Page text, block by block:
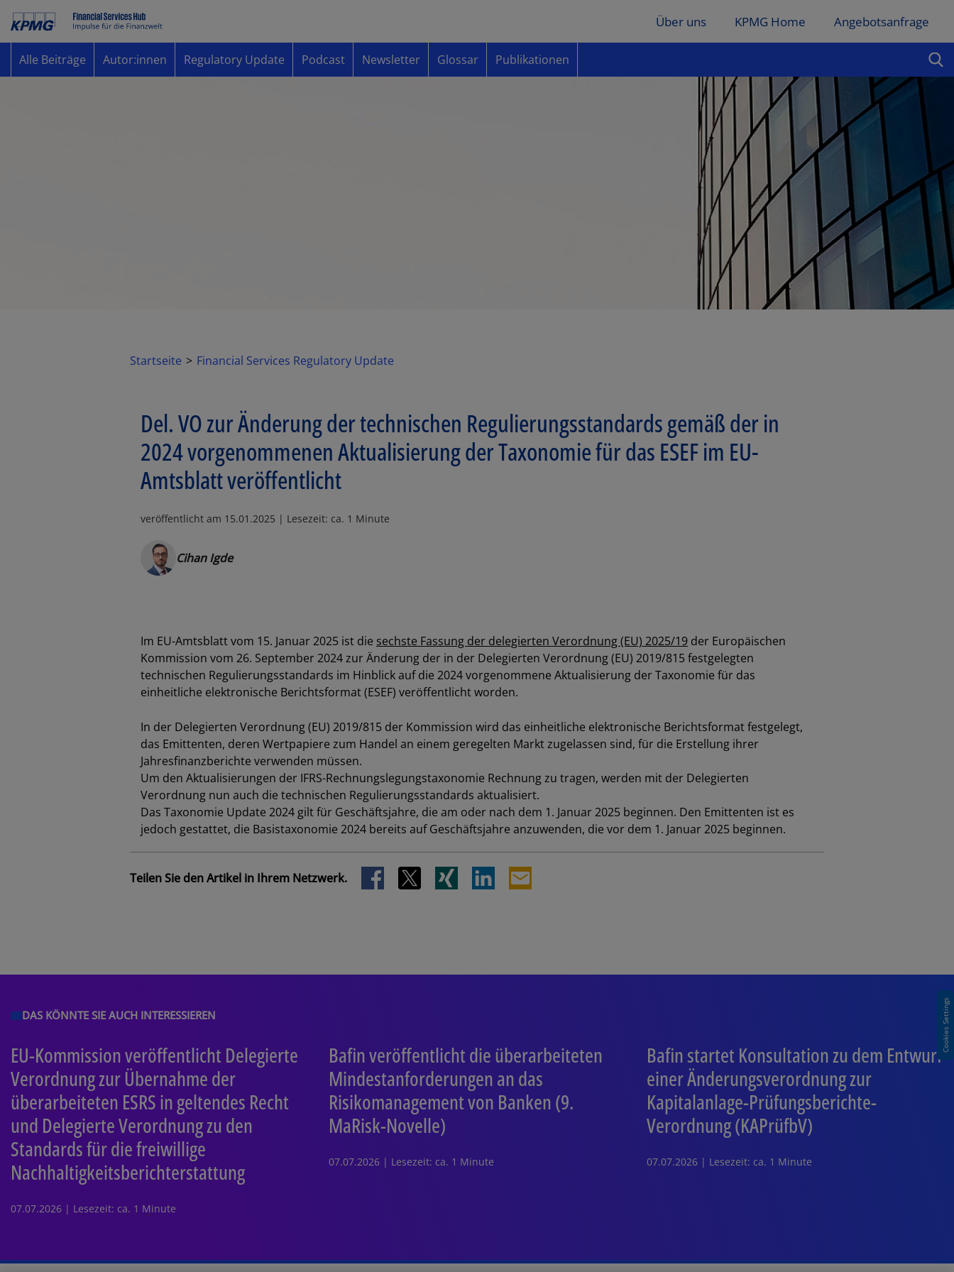
Cookies Settings
Über uns KPMG Home Angebotsanfrage
Alle Beiträge Autor:innen Regulatory Update Podcast Newsletter Glossar Publikationen
Startseite Financial Services Regulatory Update
Del. VO zur Änderung der technischen Regulierungsstandards gemäß der in
2024 vorgenommenen Aktualisierung der Taxonomie für das ESEF im EU-
Amtsblatt veröffentlicht
veröffentlicht am 15.01.2025 | Lesezeit: ca. 1 Minute
Cihan Igde
Im EU-Amtsblatt vom 15. Januar 2025 ist die sechste Fassung der delegierten Verordnung (EU) 2025/19 der Europäischen
Kommission vom 26. September 2024 zur Änderung der in der Delegierten Verordnung (EU) 2019/815 festgelegten
technischen Regulierungsstandards im Hinblick auf die 2024 vorgenommene Aktualisierung der Taxonomie für das
einheitliche elektronische Berichtsformat (ESEF) veröffentlicht worden.
In der Delegierten Verordnung (EU) 2019/815 der Kommission wird das einheitliche elektronische Berichtsformat festgelegt,
das Emittenten, deren Wertpapiere zum Handel an einem geregelten Markt zugelassen sind, für die Erstellung ihrer
Jahresfinanzberichte verwenden müssen.
Um den Aktualisierungen der IFRS-Rechnungslegungstaxonomie Rechnung zu tragen, werden mit der Delegierten
Verordnung nun auch die technischen Regulierungsstandards aktualisiert.
Das Taxonomie Update 2024 gilt für Geschäftsjahre, die am oder nach dem 1. Januar 2025 beginnen. Den Emittenten ist es
jedoch gestattet, die Basistaxonomie 2024 bereits auf Geschäftsjahre anzuwenden, die vor dem 1. Januar 2025 beginnen.
Teilen Sie den Artikel in Ihrem Netzwerk.
DAS KÖNNTE SIE AUCH INTERESSIEREN
EU-Kommission veröffentlicht Delegierte
Verordnung zur Übernahme der
überarbeiteten ESRS in geltendes Recht
und Delegierte Verordnung zu den
Standards für die freiwillige
Nachhaltigkeitsberichterstattung
07.07.2026 | Lesezeit: ca. 1 Minute
Bafin veröffentlicht die überarbeiteten
Mindestanforderungen an das
Risikomanagement von Banken (9.
MaRisk-Novelle)
07.07.2026 | Lesezeit: ca. 1 Minute
Bafin startet Konsultation zu dem Entwurf
einer Änderungsverordnung zur
Kapitalanlage-Prüfungsberichte-
Verordnung (KAPrüfbV)
07.07.2026 | Lesezeit: ca. 1 Minute
Los
SCHLIESSEN